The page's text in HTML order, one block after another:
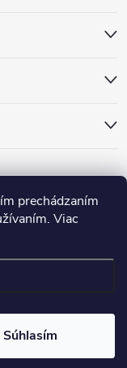
prechádzaním
Viac
Súhlasím
práva vyhradené.